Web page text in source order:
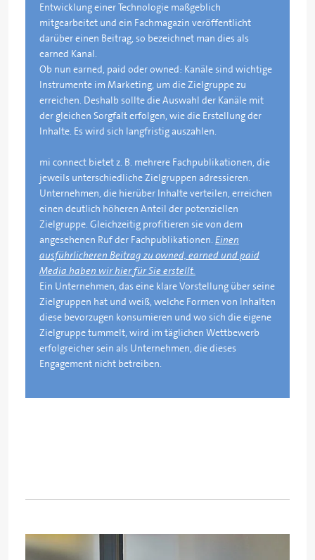
Entwicklung einer Technologie maßgeblich
mitgearbeitet und ein Fachmagazin veröffentlicht
darüber einen Beitrag, so bezeichnet man dies als
earned Kanal.
Ob nun earned, paid oder owned: Kanäle sind wichtige
Instrumente im Marketing, um die Zielgruppe zu
erreichen. Deshalb sollte die Auswahl der Kanäle mit
der gleichen Sorgfalt erfolgen, wie die Erstellung der
Inhalte. Es wird sich langfristig auszahlen.
mi connect bietet z. B. mehrere Fachpublikationen, die
jeweils unterschiedliche Zielgruppen adressieren.
Unternehmen, die hierüber Inhalte verteilen, erreichen
einen deutlich höheren Anteil der potenziellen
Zielgruppe. Gleichzeitig profitieren sie von dem
angesehenen Ruf der Fachpublikationen. Einen
ausführlicheren Beitrag zu owned, earned und paid
Media haben wir hier für Sie erstellt.
Ein Unternehmen, das eine klare Vorstellung über seine
Zielgruppen hat und weiß, welche Formen von Inhalten
diese bevorzugen konsumieren und wo sich die eigene
Zielgruppe tummelt, wird im täglichen Wettbewerb
erfolgreicher sein als Unternehmen, die dieses
Engagement nicht betreiben.